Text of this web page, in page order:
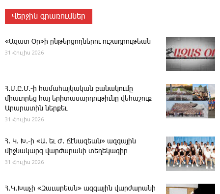
Վերջին գրառումներ
«Ազատ Օր»ի ընթերցողներու ուշադրութեան
31 Հուլիս 2026
Հ.Մ.Ը.Մ.-ի համահայկական բանակումը
միաւորեց հայ երիտասարդութիւնը վեհաշուք
Արարատին ներքեւ
31 Հուլիս 2026
Հ. Կ. Խ.-ի «Ա. եւ Ժ. ­Ճէնազեան» ազգային
միջնակարգ վարժարանի տեղեկագիր
31 Հուլիս 2026
Հ․Կ․Խաչի «Զաւարեան» ազգային վարժարանի